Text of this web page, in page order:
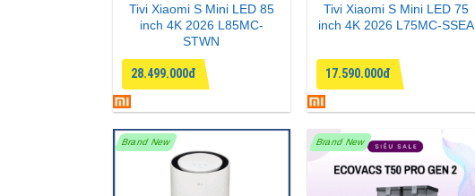
Tivi Xiaomi S Mini LED 85
inch 4K 2026 L85MC-
STWN
28.499.000đ
Tivi Xiaomi S Mini LED 75
inch 4K 2026 L75MC-SSEA
17.590.000đ
Brand New Brand New